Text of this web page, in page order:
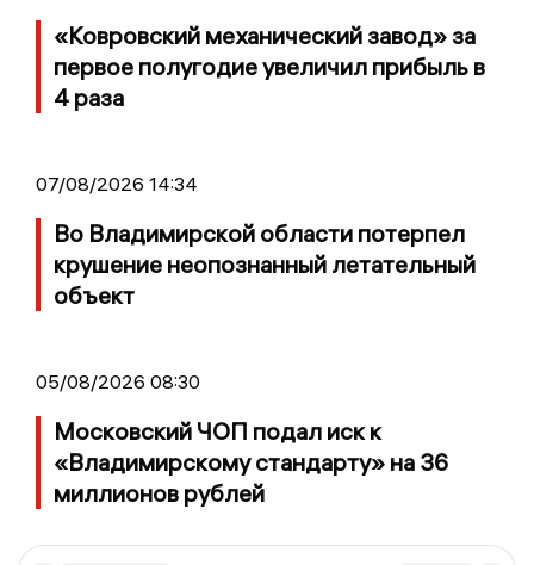
«Ковровский механический завод» за
первое полугодие увеличил прибыль в
4 раза
07/08/2026 14:34
Во Владимирской области потерпел
крушение неопознанный летательный
объект
05/08/2026 08:30
Московский ЧОП подал иск к
«Владимирскому стандарту» на 36
миллионов рублей